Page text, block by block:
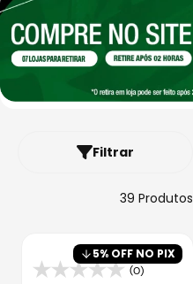
3 º capacete
4º fw3
5º capacete ls2
race tech
Filtrar
39 Produtos
5% OFF NO PIX
(0)